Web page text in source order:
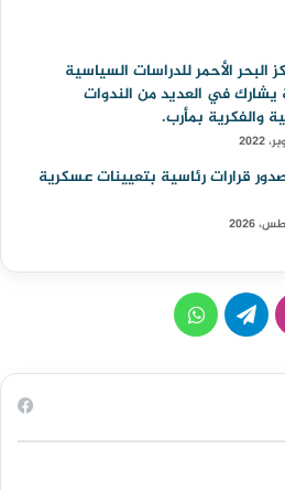
البحر الأحمر للدراسات السياسية
يشارك في العديد من الندوات
والفكرية بمأرب.
قرارات رئاسية بتعيينات عسكرية
ق
س